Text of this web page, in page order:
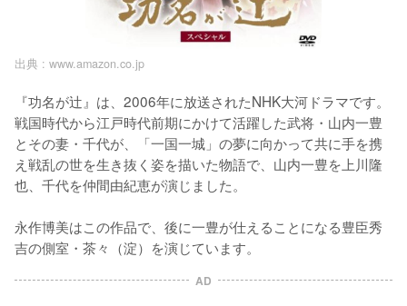
出典 : www.amazon.co.jp
『功名が辻』は、2006年に放送されたNHK大河ドラマです。
戦国時代から江戸時代前期にかけて活躍した武将・山内一豊
とその妻・千代が、「一国一城」の夢に向かって共に手を携
え戦乱の世を生き抜く姿を描いた物語で、山内一豊を上川隆
也、千代を仲間由紀恵が演じました。
永作博美はこの作品で、後に一豊が仕えることになる豊臣秀
吉の側室・茶々（淀）を演じています。
AD